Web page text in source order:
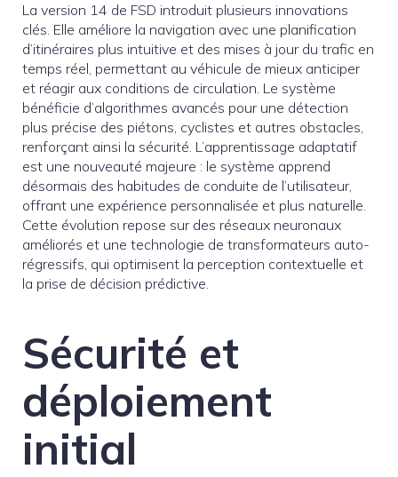
La version 14 de FSD introduit plusieurs innovations
clés. Elle améliore la navigation avec une planification
d’itinéraires plus intuitive et des mises à jour du trafic en
temps réel, permettant au véhicule de mieux anticiper
et réagir aux conditions de circulation. Le système
bénéficie d’algorithmes avancés pour une détection
plus précise des piétons, cyclistes et autres obstacles,
renforçant ainsi la sécurité. L’apprentissage adaptatif
est une nouveauté majeure : le système apprend
désormais des habitudes de conduite de l’utilisateur,
offrant une expérience personnalisée et plus naturelle.
Cette évolution repose sur des réseaux neuronaux
améliorés et une technologie de transformateurs auto-
régressifs, qui optimisent la perception contextuelle et
la prise de décision prédictive.
Sécurité et
déploiement
initial